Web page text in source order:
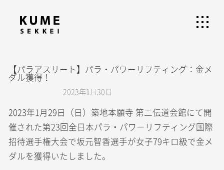
【パラアスリート】パラ・パワーリフティング：金メ
ダル獲得！
2023年1月30日
2023年1月29日（日）築地本願寺 第二伝道会館にて開
催された第23回全日本パラ・パワーリフティング国際
招待選手権大会で坂元智香選手が女子79キロ級で金メ
ダルを獲得いたしました。